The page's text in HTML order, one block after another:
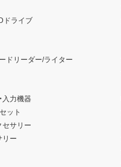
ドライブ
ドリーダー/ライター
入力機器
ット
サリー
リー